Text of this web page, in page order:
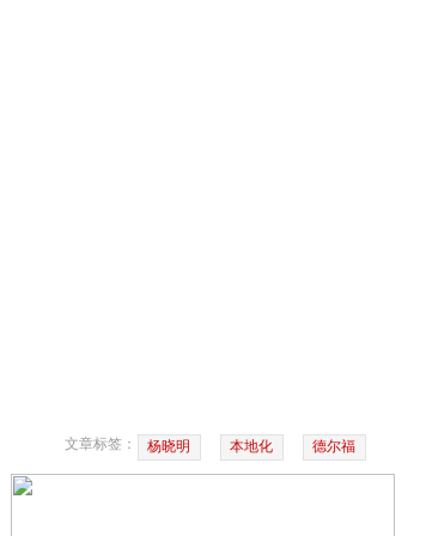
文章标签： 杨晓明 本地化 德尔福